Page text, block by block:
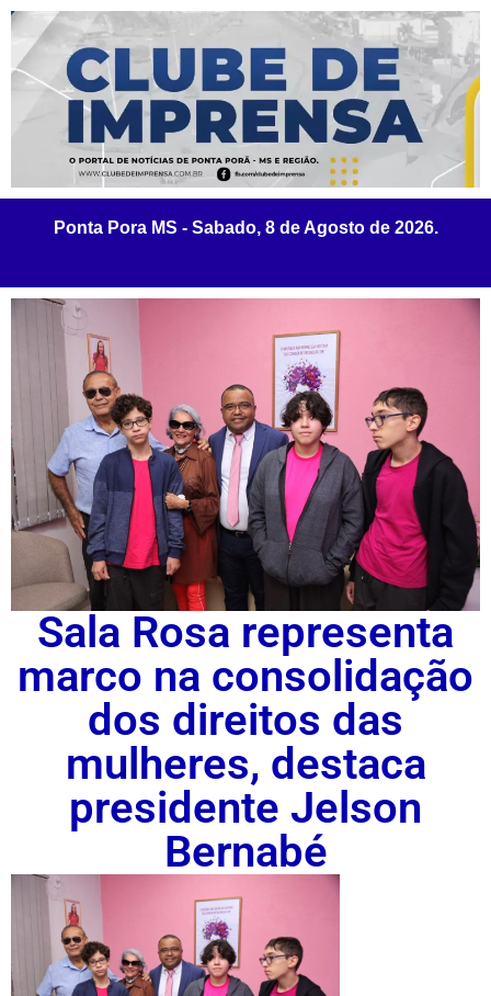
Sala Rosa representa
marco na consolidação
dos direitos das
mulheres, destaca
presidente Jelson
Bernabé